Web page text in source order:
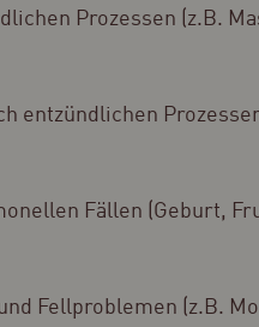
Prozessen (z.B.
entzündlichen
Fällen (Geburt,
Fellproblemen (z.B.